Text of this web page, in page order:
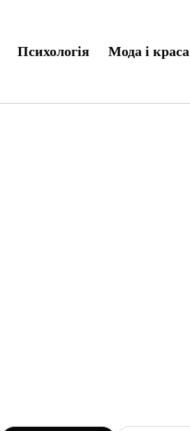
Психологія Мода і краса